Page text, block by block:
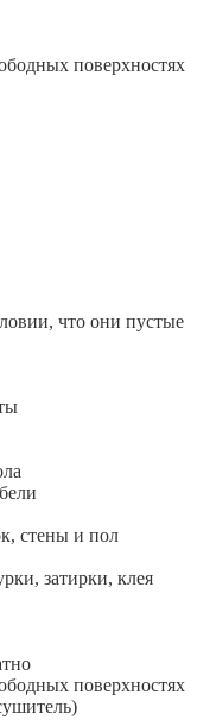
поверхностях
что они пустые
стены и пол
затирки, клея
поверхностях